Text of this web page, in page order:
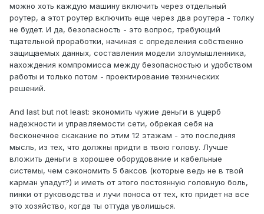
можно хоть каждую машину включить через отдельный
роутер, а этот роутер включить еще через два роутера - толку
не будет. И да, безопасность - это вопрос, требующий
тщательной проработки, начиная с определения собственно
защищаемых данных, составления модели злоумышленника,
нахождения компромисса между безопасностью и удобством
работы и только потом - проектирование технических
решений.
And last but not least: экономить чужие деньги в ущерб
надежности и управляемости сети, обрекая себя на
бесконечное скакание по этим 12 этажам - это последняя
мысль, из тех, что должны придти в твою голову. Лучше
вложить деньги в хорошее оборудование и кабельные
системы, чем сэкономить 5 баксов (которые ведь не в твой
карман упадут?) и иметь от этого постоянную головную боль,
пинки от руководства и лучи поноса от тех, кто придет на все
это хозяйство, когда ты оттуда уволишься.